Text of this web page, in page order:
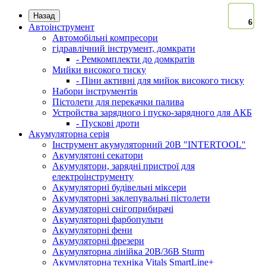
Назад
Автоінструмент
Автомобільні компресори
гідравлічний інструмент, домкрати
- Ремкомплекти до домкратів
Мийки високого тиску
- Піни активні для мийок високого тиску
Набори інструментів
Пістолети для перекачки палива
Устройства зарядного і пуско-зарядного для АКБ
- Пускові дроти
Акумуляторна серія
Інструмент акумуляторний 20В "INTERTOOL"
Акумулятоні секатори
Акумулятори, зарядні пристрої для
електроінструменту
Акумуляторні будівельні міксери
Акумуляторні заклепувальні пістолети
Акумуляторні снігоприбирачі
Акумуляторні фарбопульти
Акумуляторні фени
Акумуляторні фрезери
Акумуляторна лінійка 20В/36В Sturm
Акумуляторна техніка Vitals SmartLine+
6
6
6
6
6
6